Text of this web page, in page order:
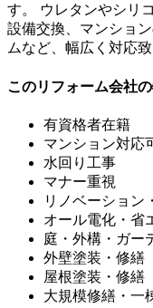
す。 ウレタンやシリ
設備交換、マンショ
ムなど、幅広く対応致
このリフォーム会社
有資格者在籍
マンション対応
水回り工事
マナー重視
リノベーション
オール電化・省
庭・外構・ガー
外壁塗装・修繕
屋根塗装・修繕
大規模修繕・一